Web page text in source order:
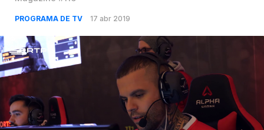
PROGRAMA DE TV 17 abr 2019